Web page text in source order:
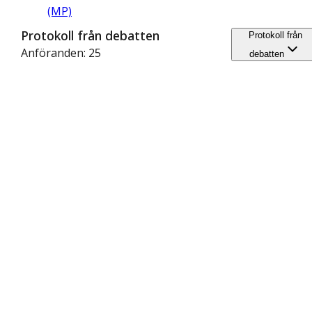
(MP)
Protokoll från debatten
Anföranden: 25
Protokoll från
debatten